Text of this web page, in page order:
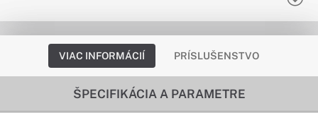
VIAC INFORMÁCIÍ PRÍSLUŠENSTVO
ŠPECIFIKÁCIA A PARAMETRE